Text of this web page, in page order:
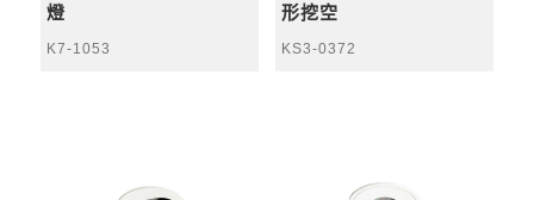
燈
K7-1053
形挖空
KS3-0372